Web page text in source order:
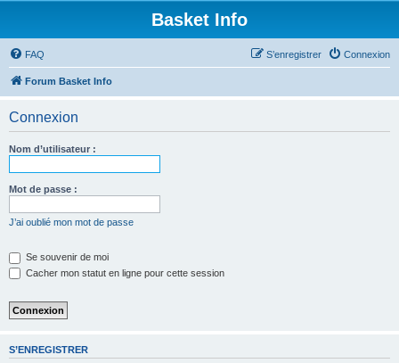
Basket Info
FAQ Connexion
S’enregistrer
Forum Basket Info
Connexion
Nom d’utilisateur :
Mot de passe :
J’ai oublié mon mot de passe
Se souvenir de moi
Cacher mon statut en ligne pour cette session
S’ENREGISTRER